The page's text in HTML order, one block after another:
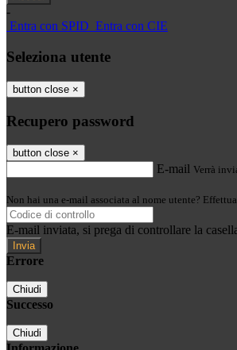
-
Entra con SPID Entra con CIE
Seleziona utente
button close ×
Recupero password
button close ×
E-mail Verrà
Non hai una e-mail associata al nome utente?
E-mail inviata, si prega di controllare la
Errore
Chiudi
Successo
Chiudi